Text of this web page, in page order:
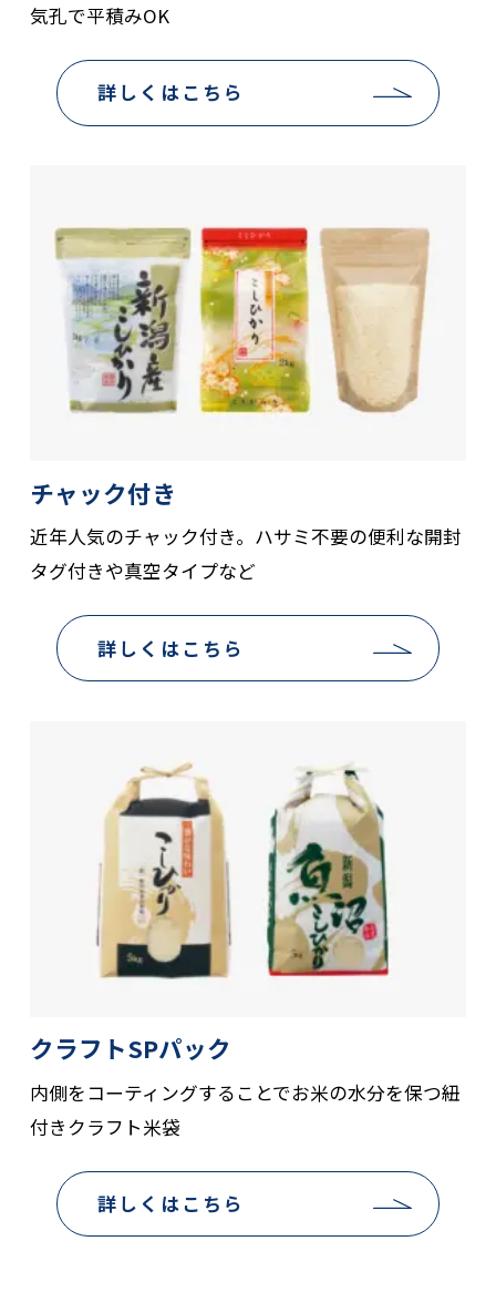
気孔で平積みOK
詳しくはこちら
チャック付き
近年人気のチャック付き。ハサミ不要の便利な開封
タグ付きや真空タイプなど
詳しくはこちら
クラフトSPパック
内側をコーティングすることでお米の水分を保つ紐
付きクラフト米袋
詳しくはこちら